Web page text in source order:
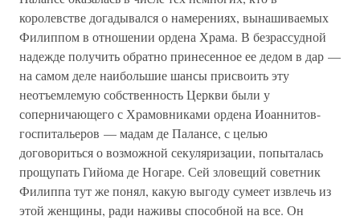
королевстве догадывался о намерениях, вынашиваемых
Филиппом в отношении ордена Храма. В безрассудной
надежде получить обратно принесенное ее дедом в дар —
на самом деле наибольшие шансы присвоить эту
неотъемлемую собственность Церкви были у
соперничающего с Храмовниками ордена Иоаннитов-
госпитальеров — мадам де Палансе, с целью
договориться о возможной секуляризации, попыталась
прощупать Гийома де Ногаре. Сей зловещий советник
Филиппа тут же понял, какую выгоду сумеет извлечь из
этой женщины, ради наживы способной на все. Он